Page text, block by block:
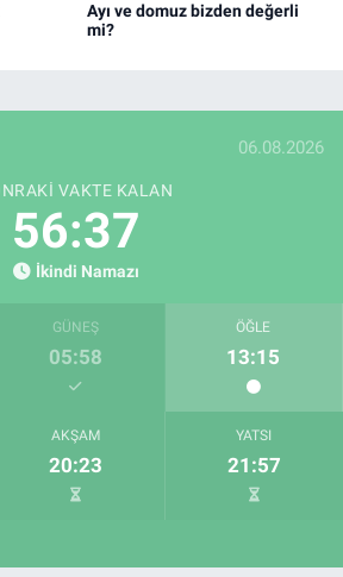
Ayı ve domuz bizden değerli
mi?
06.08.2026
VAKTE KALAN
56:35
İkindi Namazı
GÜNEŞ
05:58
ÖĞLE
13:15
AKŞAM
20:23
YATSI
21:57